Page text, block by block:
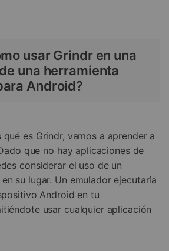
usar Grindr en una
una herramienta
Android?
es Grindr, vamos a aprender a
que no hay aplicaciones de
considerar el uso de un
su lugar. Un emulador ejecutaría
Android en tu
usar cualquier aplicación